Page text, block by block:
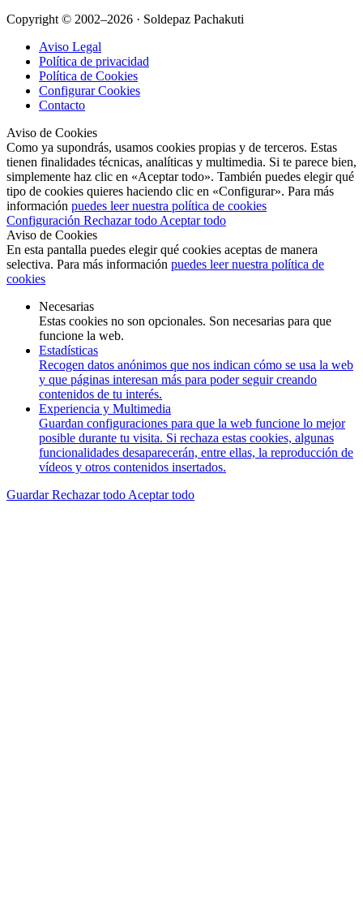
Copyright © 2002–2026 · Soldepaz Pachakuti
Aviso Legal
Política de privacidad
Política de Cookies
Configurar Cookies
Contacto
Aviso de Cookies
Como ya supondrás, usamos cookies propias y de terceros. Estas
tienen finalidades técnicas, analíticas y multimedia. Si te parece bien,
simplemente haz clic en «Aceptar todo». También puedes elegir qué
tipo de cookies quieres haciendo clic en «Configurar». Para más
información puedes leer nuestra política de cookies
Configuración Rechazar todo Aceptar todo
Aviso de Cookies
En esta pantalla puedes elegir qué cookies aceptas de manera
selectiva. Para más información puedes leer nuestra política de
cookies
Necesarias
Estas cookies no son opcionales. Son necesarias para que
funcione la web.
Estadísticas
Recogen datos anónimos que nos indican cómo se usa la web
y que páginas interesan más para poder seguir creando
contenidos de tu interés.
Experiencia y Multimedia
Guardan configuraciones para que la web funcione lo mejor
posible durante tu visita. Si rechaza estas cookies, algunas
funcionalidades desaparecerán, entre ellas, la reproducción de
vídeos y otros contenidos insertados.
GuardarRechazar todo Aceptar todo